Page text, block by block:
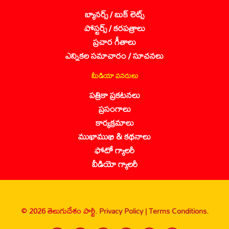
బ్యానర్స్ / బుక్ లెట్స్
పోస్టర్స్ / కరపత్రాలు
ప్రచార గీతాలు
ఎన్నికల సమాచారం / సూచనలు
మీడియా వనరులు
పత్రికా ప్రకటనలు
ప్రసంగాలు
కార్యక్రమాలు
ముఖాముఖి & కథనాలు
ఫోటో గ్యాలరీ
వీడియో గ్యాలరీ
© 2026 తెలుగుదేశం పార్టీ.Privacy Policy |Terms Conditions.